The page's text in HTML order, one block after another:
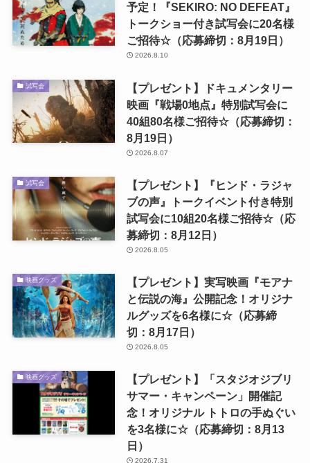
予定！『SEKIRO: NO DEFEAT』
トークショー付き試写会に20名様
ご招待☆（応募締切：8月19日）
2026.8.10
試写会
【プレゼント】ドキュメンタリー
映画『戦場0地点』特別試写会に
40組80名様ご招待☆（応募締切：
8月19日）
2026.8.07
試写会
【プレゼント】『ヒンド・ラジャ
ブの声』トークイベント付き特別
試写会に10組20名様ご招待☆（応
募締切：8月12日）
2026.8.05
映画グッズ
【プレゼント】実写映画『モアナ
と伝説の海』公開記念！オリジナ
ルグッズを6名様に☆（応募締
切：8月17日）
2026.8.05
映画グッズ
【プレゼント】「スタジオジブリ
サマー・キャンペーン」開催記
念！オリジナル トトロの手ぬぐい
を3名様に☆（応募締切：8月13
日）
2026.7.31